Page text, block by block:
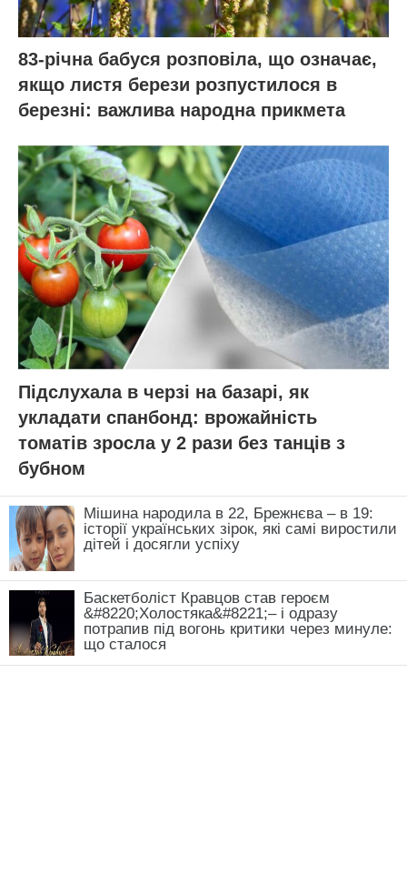
83-річна бабуся розповіла, що означає,
якщо листя берези розпустилося в
березні: важлива народна прикмета
Підслухала в черзі на базарі, як
укладати спанбонд: врожайність
томатів зросла у 2 рази без танців з
бубном
Мішина народила в 22, Брежнєва – в 19:
історії українських зірок, які самі виростили
дітей і досягли успіху
Баскетболіст Кравцов став героєм
&#8220;Холостяка&#8221;– і одразу
потрапив під вогонь критики через минуле:
що сталося